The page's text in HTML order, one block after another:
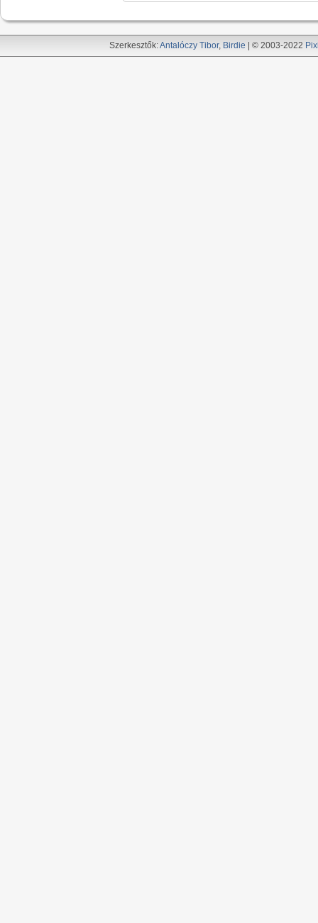
Szerkesztők:Antalóczy Tibor, Birdie | © 2003-2022